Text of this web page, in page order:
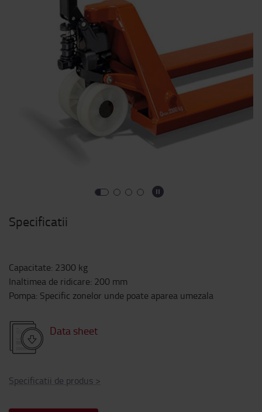
Specificatii
Capacitate: 2300 kg
Inaltimea de ridicare: 200 mm
Pompa: Specific zonelor unde poate aparea umezala
Data sheet
Specificatii de produs >